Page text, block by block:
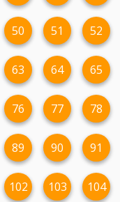
50 51 52
63 64 65
76 77 78
89 90 91
102 103 104